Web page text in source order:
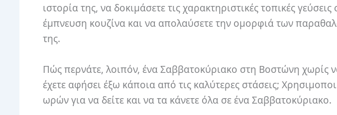
ιστορία της, να δοκιμάσετε τις χαρακτηριστικές τοπικές
έμπνευση κουζίνα και να απολαύσετε την ομορφιά των
της.
Πώς περνάτε, λοιπόν, ένα Σαββατοκύριακο στη Βοστώνη χωρίς
έχετε αφήσει έξω κάποια από τις καλύτερες στάσεις;
ωρών για να δείτε και να τα κάνετε όλα σε ένα Σαββατοκύριακο.